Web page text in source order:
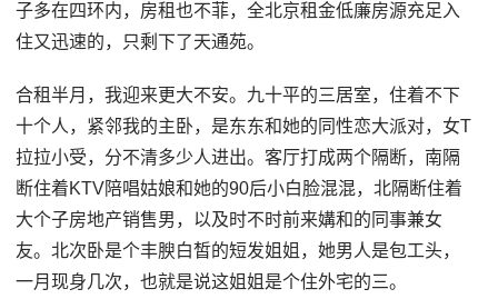
子多在四环内，房租也不菲，全北京租金低廉房源充足入
住又迅速的，只剩下了天通苑。
合租半月，我迎来更大不安。九十平的三居室，住着不下
十个人，紧邻我的主卧，是东东和她的同性恋大派对，女T
拉拉小受，分不清多少人进出。客厅打成两个隔断，南隔
断住着KTV陪唱姑娘和她的90后小白脸混混，北隔断住着
大个子房地产销售男，以及时不时前来媾和的同事兼女
友。北次卧是个丰腴白皙的短发姐姐，她男人是包工头，
一月现身几次，也就是说这姐姐是个住外宅的三。